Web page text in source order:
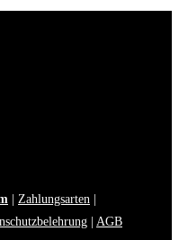
Zahlungsarten
AGB